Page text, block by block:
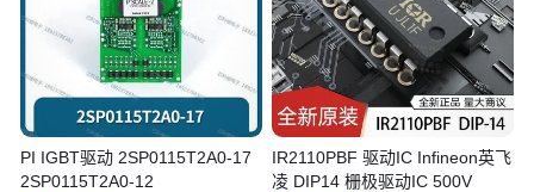
PI IGBT驱动 2SP0115T2A0-17
2SP0115T2A0-12
IR2110PBF 驱动IC Infineon英飞
凌 DIP14 栅极驱动IC 500V